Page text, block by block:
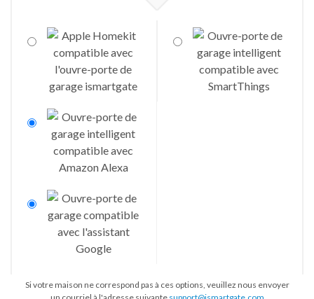
Si votre maison ne correspond pas à ces options, veuillez nous envoyer